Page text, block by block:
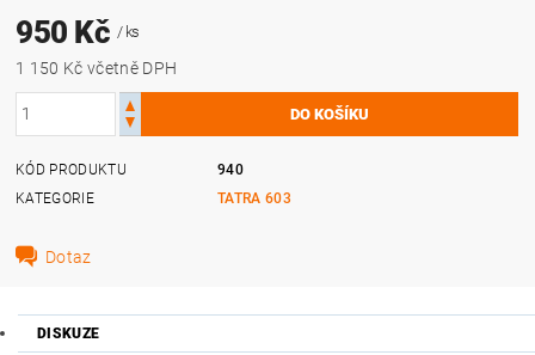
950 Kč / ks
1 150 Kč včetně DPH
KÓD PRODUKTU
940
KATEGORIE
TATRA 603
Dotaz
DISKUZE